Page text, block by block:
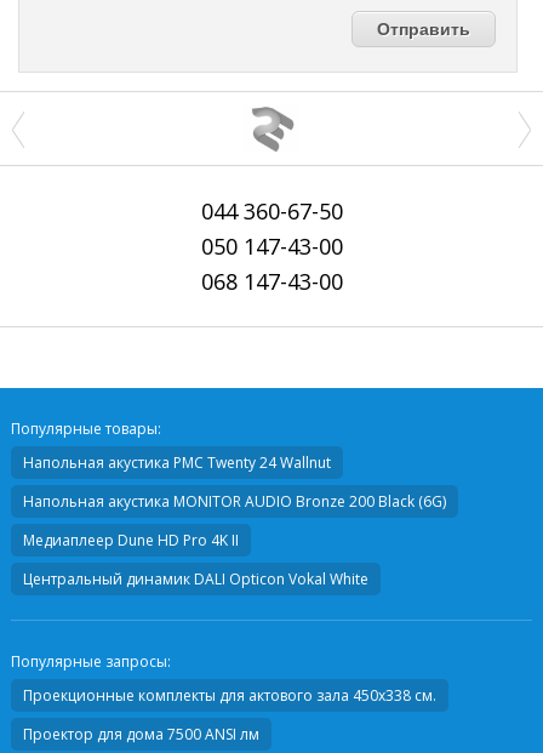
044360-67-50
050147-43-00
068147-43-00
Популярные товары:
Напольная акустика PMC Twenty 24 Wallnut
Напольная акустика MONITOR AUDIO Bronze 200 Black (6G)
Медиаплеер Dune HD Pro 4K II
Центральный динамикDALI Opticon Vokal White
Популярные запросы:
Проекционные комплекты для актового зала 450х338 см.
Проектор для дома 7500 ANSI лм